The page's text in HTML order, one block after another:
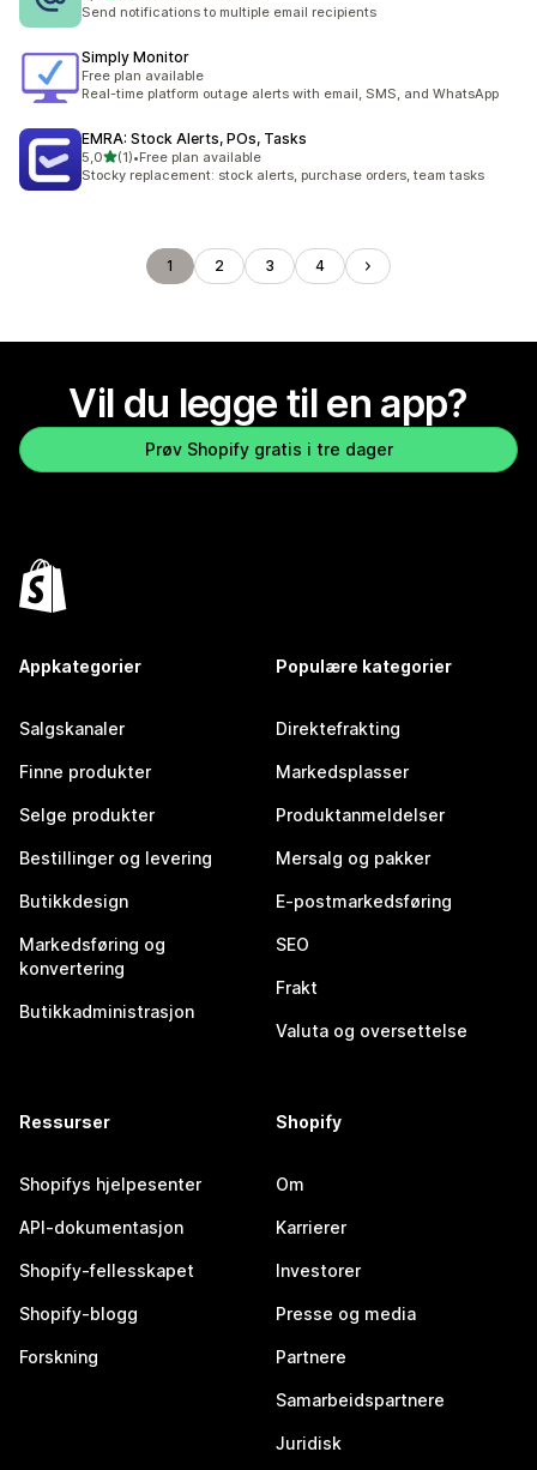
Send notifications to multiple email recipients
Simply Monitor
Free plan available
Real-time platform outage alerts with email, SMS, and WhatsApp
EMRA: Stock Alerts, POs, Tasks
5,0av 5 stjerner
(1)
Totalt 1 omtaler
•Free plan available
Stocky replacement: stock alerts, purchase orders, team tasks
1 2 3 4
Vil du legge til en app?
Prøv Shopify gratis i tre dager
Appkategorier
Salgskanaler
Finne produkter
Selge produkter
Bestillinger og levering
Butikkdesign
Markedsføring og
konvertering
Butikkadministrasjon
Populære kategorier
Direktefrakting
Markedsplasser
Produktanmeldelser
Mersalg og pakker
E-postmarkedsføring
SEO
Frakt
Valuta og oversettelse
Ressurser
Shopifys hjelpesenter
API-dokumentasjon
Shopify-fellesskapet
Shopify-blogg
Forskning
Shopify
Om
Karrierer
Investorer
Presse og media
Partnere
Samarbeidspartnere
Juridisk